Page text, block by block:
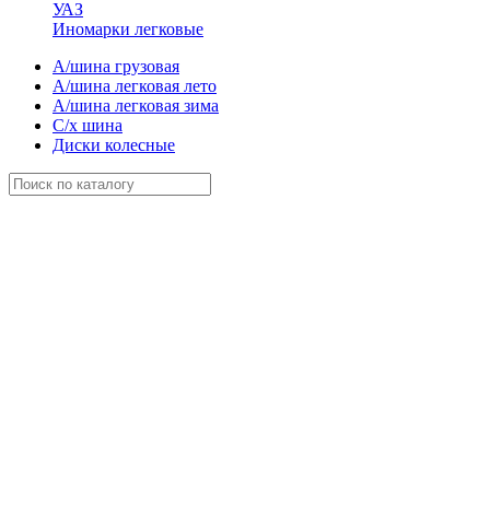
УАЗ
Иномарки легковые
А/шина грузовая
А/шина легковая лето
А/шина легковая зима
С/х шина
Диски колесные